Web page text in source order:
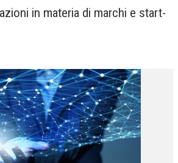
AL 2022)
in materia di marchi e start-